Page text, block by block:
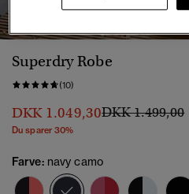
Superdry Robe
(10)
DKK 1.049,30Pris nedsat fra
DKK 1.499,00til
Du sparer 30%
Farve: navy camo
valgt